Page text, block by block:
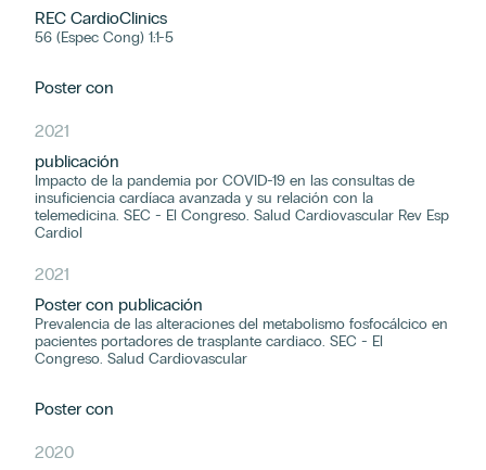
REC CardioClinics
56 (Espec Cong) 1:1-5
Poster con
2021
publicación
Impacto de la pandemia por COVID-19 en las consultas de
insuficiencia cardíaca avanzada y su relación con la
telemedicina. SEC - El Congreso. Salud Cardiovascular Rev Esp
Cardiol
2021
Poster con publicación
Prevalencia de las alteraciones del metabolismo fosfocálcico en
pacientes portadores de trasplante cardiaco. SEC - El
Congreso. Salud Cardiovascular
Poster con
2020